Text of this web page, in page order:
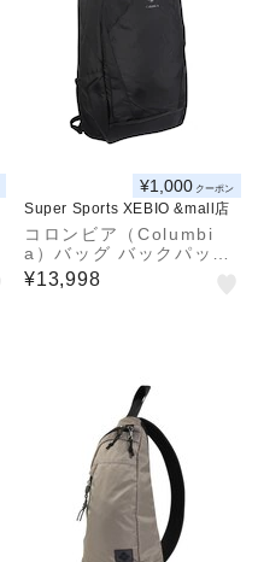
¥1,000 クーポン
Super Sports XEBIO &mall店
コロンビア（Columbi
a）バッグ バックパック
リュック パナシーアクロ
スオーバー26Lバックパ
¥13,998